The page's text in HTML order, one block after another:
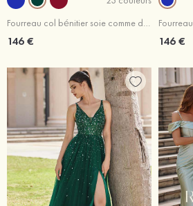
Fourreau col bénitier soie comme du satin traîne balayage robe de bal
146 € 146 €